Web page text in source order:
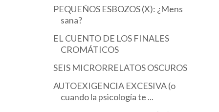
PEQUEÑOS ESBOZOS (X): ¿Mens
sana?
EL CUENTO DE LOS FINALES
CROMÁTICOS
SEIS MICRORRELATOS OSCUROS
AUTOEXIGENCIA EXCESIVA (o
cuando la psicología te ...